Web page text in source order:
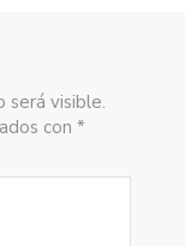
será visible.
con *